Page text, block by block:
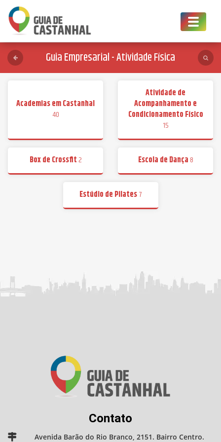
Toggle
Guia Empresarial - Atividade Física
Academias em Castanhal
40
Atividade de
Acompanhamento e
Condicionamento Físico
15
Box de Crossfit2 Escola de Dança8
Estúdio de Pilates7
Contato
Avenida Barão do Rio Branco, 2151. Bairro Centro.